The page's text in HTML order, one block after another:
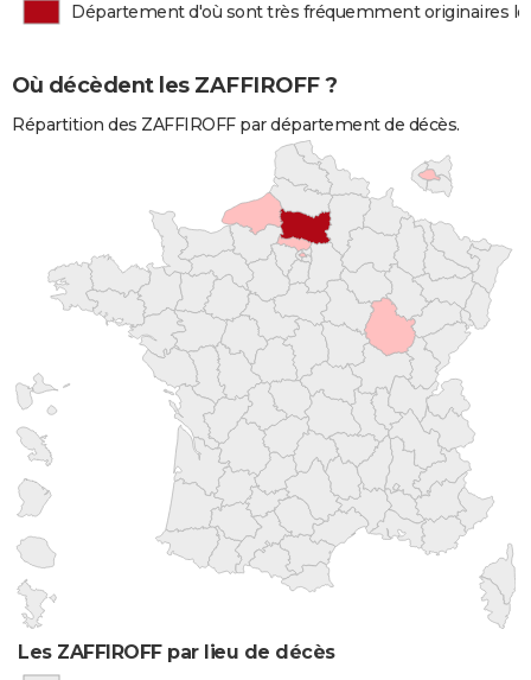
Département d'où sont très fréquemment originaires
Où décèdent les ZAFFIROFF ?
Répartition des ZAFFIROFF par département de décès.
Les ZAFFIROFF par lieu de décès